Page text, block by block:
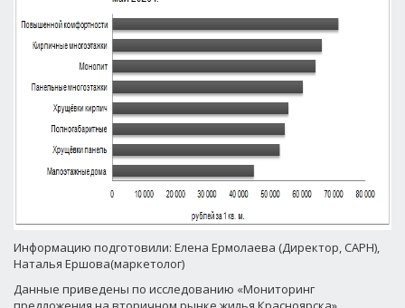
Информацию подготовили: Елена Ермолаева (Директор, САРН),
Наталья Ершова(маркетолог)
Данные приведены по исследованию «Мониторинг